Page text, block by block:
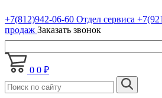
+7(812)942-06-60 Отдел сервиса
продаж Заказать звонок
0 0 ₽